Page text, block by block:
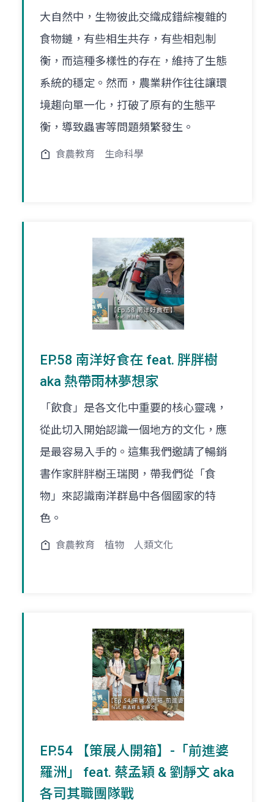
大自然中，生物彼此交織成錯綜複雜的
食物鏈，有些相生共存，有些相剋制
衡，而這種多樣性的存在，維持了生態
系統的穩定。然而，農業耕作往往讓環
境趨向單一化，打破了原有的生態平
衡，導致蟲害等問題頻繁發生。
食農教育 生命科學
EP.58 南洋好食在 feat. 胖胖樹
aka 熱帶雨林夢想家
「飲食」是各文化中重要的核心靈魂，
從此切入開始認識一個地方的文化，應
是最容易入手的。這集我們邀請了暢銷
書作家胖胖樹王瑞閔，帶我們從「食
物」來認識南洋群島中各個國家的特
色。
食農教育 植物 人類文化
EP.54 【策展人開箱】-「前進婆
羅洲」 feat. 蔡孟穎 & 劉靜文 aka
各司其職團隊戰